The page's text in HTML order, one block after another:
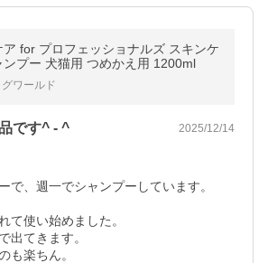
ア for プロフェッショナルズ スキンケ
ンプー 犬猫用 つめかえ用 1200ml
グワールド
です^ - ^ 2025/12/14
で、週一でシャンプーしています。
て使い始めました。
出てきます。
も楽ちん。